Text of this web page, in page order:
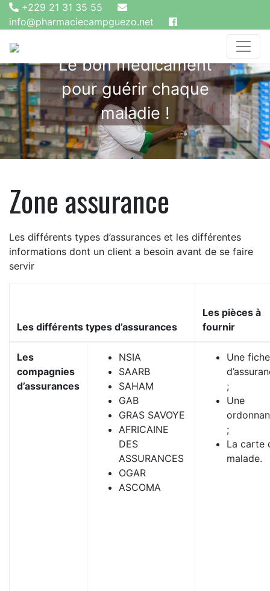
+229 21 31 35 55
info@pharmaciecampguezo.net
Le bon médicament
pour guérir chaque
maladie !
Zone assurance
Les différents types d’assurances et les différentes
informations dont un client a besoin avant de se faire
servir
Les différents types d’assurances
Les pièces à
fournir
Les
compagnies
d’assurances
NSIA
SAARB
SAHAM
GAB
GRAS SAVOYE
AFRICAINE
DES
ASSURANCES
OGAR
ASCOMA
Une fiche
;
Une
;
La carte
malade.